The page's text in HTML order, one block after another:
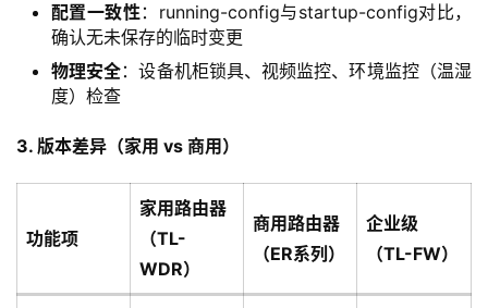
配置一致性：running-config与startup-config对比，
确认无未保存的临时变更
物理安全：设备机柜锁具、视频监控、环境监控（温湿
度）检查
3. 版本差异（家用 vs 商用）
功能项
家用路由器
（TL-
WDR）
商用路由器
（ER系列）
企业级
（TL-FW）